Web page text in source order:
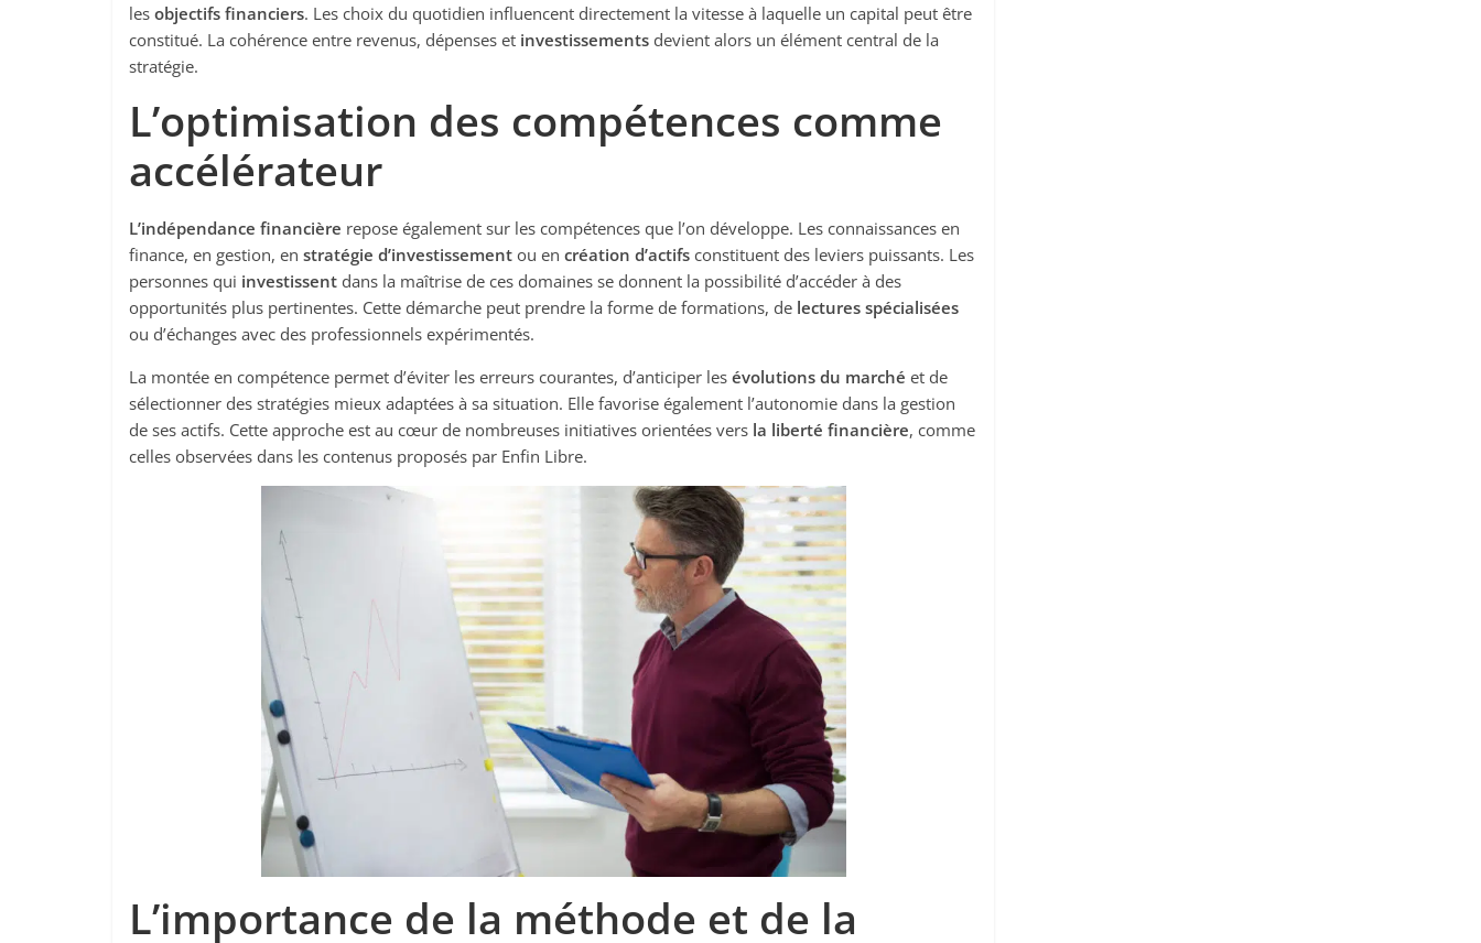
les objectifs financiers. Les choix du quotidien influencent directement la vitesse à laquelle un capital peut être
constitué. La cohérence entre revenus, dépenses et investissements devient alors un élément central de la
stratégie.
L’optimisation des compétences comme
accélérateur
L’indépendance financière repose également sur les compétences que l’on développe. Les connaissances en
finance, en gestion, en stratégie d’investissement ou en création d’actifs constituent des leviers puissants. Les
personnes qui investissent dans la maîtrise de ces domaines se donnent la possibilité d’accéder à des
opportunités plus pertinentes. Cette démarche peut prendre la forme de formations, de lectures spécialisées
ou d’échanges avec des professionnels expérimentés.
La montée en compétence permet d’éviter les erreurs courantes, d’anticiper les évolutions du marché et de
sélectionner des stratégies mieux adaptées à sa situation. Elle favorise également l’autonomie dans la gestion
de ses actifs. Cette approche est au cœur de nombreuses initiatives orientées vers la liberté financière, comme
celles observées dans les contenus proposés par Enfin Libre.
L’importance de la méthode et de la